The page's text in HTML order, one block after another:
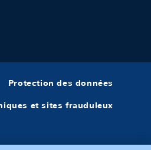
Protection des données
et sites frauduleux